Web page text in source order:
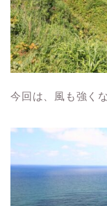
今回は、風も強く